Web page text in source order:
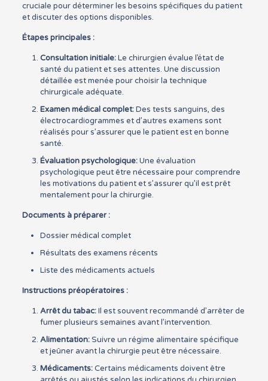
cruciale pour déterminer les besoins spécifiques du patient
et discuter des options disponibles.
Étapes principales :
Consultation initiale:Le chirurgien évalue l’état de
santé du patient et ses attentes. Une discussion
détaillée est menée pour choisir la technique
chirurgicale adéquate.
Examen médical complet:Des tests sanguins, des
électrocardiogrammes et d’autres examens sont
réalisés pour s’assurer que le patient est en bonne
santé.
Évaluation psychologique:Une évaluation
psychologique peut être nécessaire pour comprendre
les motivations du patient et s’assurer qu’il est prêt
mentalement pour la chirurgie.
Documents à préparer :
Dossier médical complet
Résultats des examens récents
Liste des médicaments actuels
Instructions préopératoires :
Arrêt du tabac:Il est souvent recommandé d’arrêter de
fumer plusieurs semaines avant l’intervention.
Alimentation:Suivre un régime alimentaire spécifique
et jeûner avant la chirurgie peut être nécessaire.
Médicaments:Certains médicaments doivent être